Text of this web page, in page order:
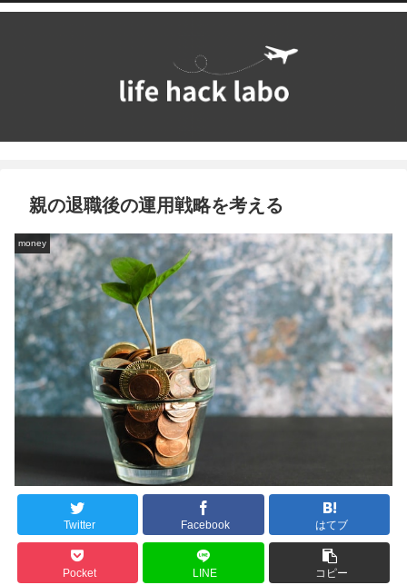
親の退職後の運用戦略を考える
money
Twitter Facebook はてブ
Pocket LINE コピー